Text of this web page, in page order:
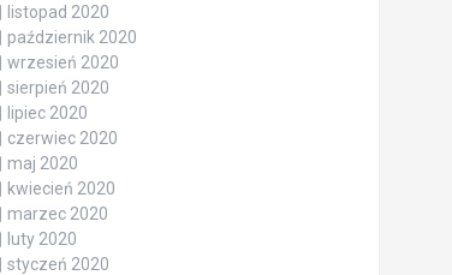
listopad 2020
październik 2020
wrzesień 2020
sierpień 2020
lipiec 2020
czerwiec 2020
maj 2020
kwiecień 2020
marzec 2020
luty 2020
styczeń 2020